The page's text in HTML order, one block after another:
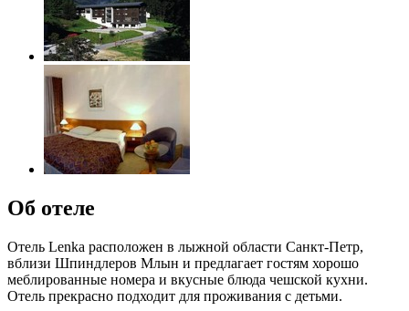
Об отеле
Отель Lenka расположен в лыжной области Санкт-Петр,
вблизи Шпиндлеров Млын и предлагает гостям хорошо
меблированные номера и вкусные блюда чешской кухни.
Отель прекрасно подходит для проживания с детьми.